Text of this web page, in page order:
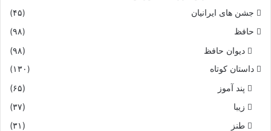
سیاوش ورا دید پر آب چهر
بدو گفت نرم اى برادر چه بود
غمى هست کان را بشاید شنود
جشن های ایرانیان
(۴۵)
حافظ
(۹۸)
دیوان حافظ (۹۸)
داستان کوتاه (۱۳۰)
پند آموز
(۶۵)
زیبا
(۳۷)
طنز
(۳۱)